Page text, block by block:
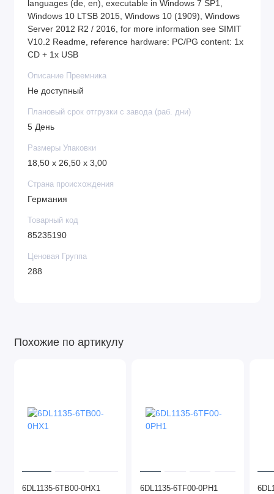
languages (de, en), executable in Windows 7 SP1,
Windows 10 LTSB 2015, Windows 10 (1909), Windows
Server 2012 R2 / 2016, for more information see SIMIT
V10.2 Readme, reference hardware: PC/PG content: 1x
CD + 1x USB
Описание Преемника
Не доступный
Плановый срок отгрузки с завода (раб. дни)
5 День
Размеры Упаковки
18,50 x 26,50 x 3,00
Страна происхождения
Германия
Товарный код
85235190
Ценовая Группа
288
Похожие по артикулу
6DL1135-6TB00-0HX1 6DL1135-6TF00-0PH1